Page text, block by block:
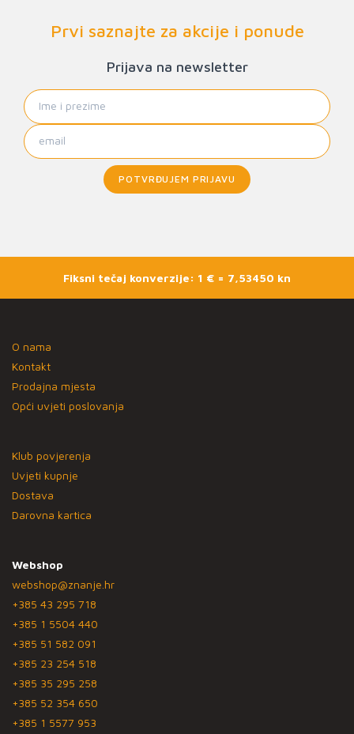
Prvi saznajte za akcije i ponude
Prijava na newsletter
POTVRĐUJEM PRIJAVU
Fiksni tečaj konverzije: 1 € = 7,53450 kn
O nama
Kontakt
Prodajna mjesta
Opći uvjeti poslovanja
Klub povjerenja
Uvjeti kupnje
Dostava
Darovna kartica
Webshop
webshop@znanje.hr
+385 43 295 718
+385 1 5504 440
+385 51 582 091
+385 23 254 518
+385 35 295 258
+385 52 354 650
+385 1 5577 953